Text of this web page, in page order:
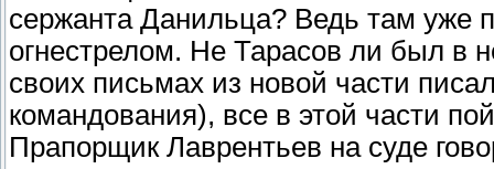
сержанта Данильца? Ведь там уже
огнестрелом. Не Тарасов ли был
своих письмах из новой части
командования), все в этой части
Прапорщик Лаврентьев на суде